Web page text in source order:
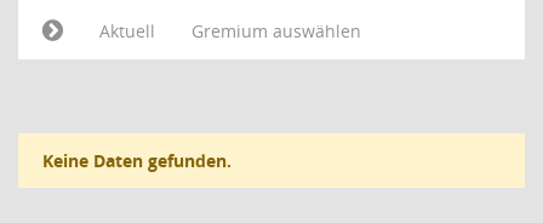
Aktuell
Gremium auswählen
Keine Daten gefunden.